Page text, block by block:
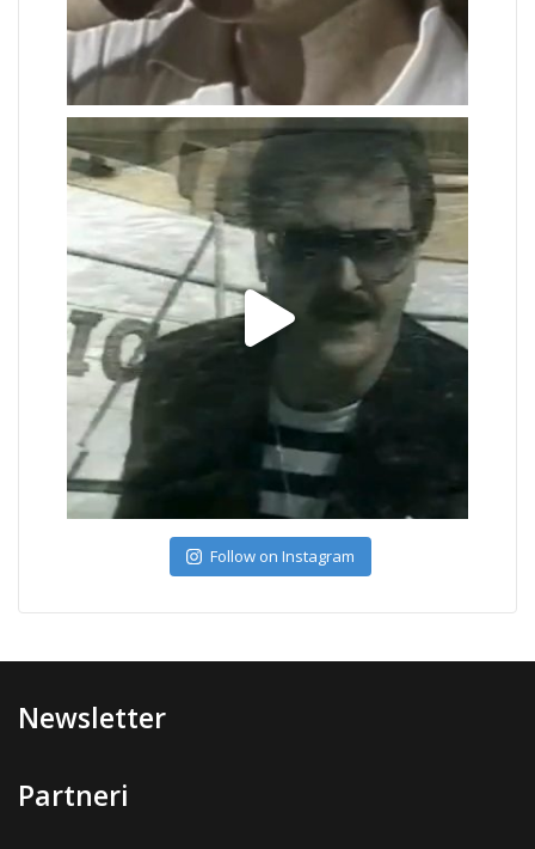
Follow on Instagram
Newsletter
Partneri